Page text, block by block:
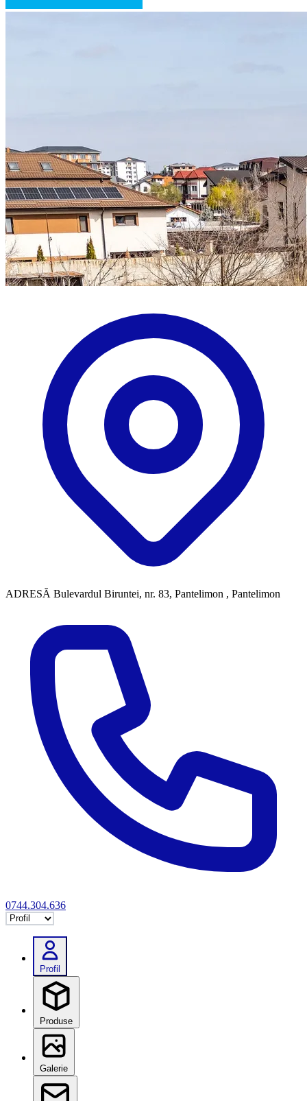
ADRESĂ Bulevardul Biruntei, nr. 83, Pantelimon , Pantelimon
0744.304.636
Selectează tab
Profil
Produse
Galerie